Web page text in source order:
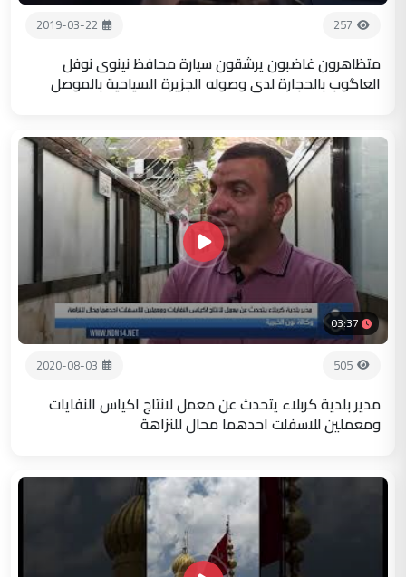
257
2019-03-22
متظاهرون غاضبون يرشقون سيارة محافظ نينوى نوفل
العاگوب بالحجارة لدى وصوله الجزيرة السياحية بالموصل
03:37
505
2020-08-03
مدير بلدية كربلاء يتحدث عن معمل لانتاج اكياس النفايات
ومعملين للاسفلت احدهما محال للنزاهة